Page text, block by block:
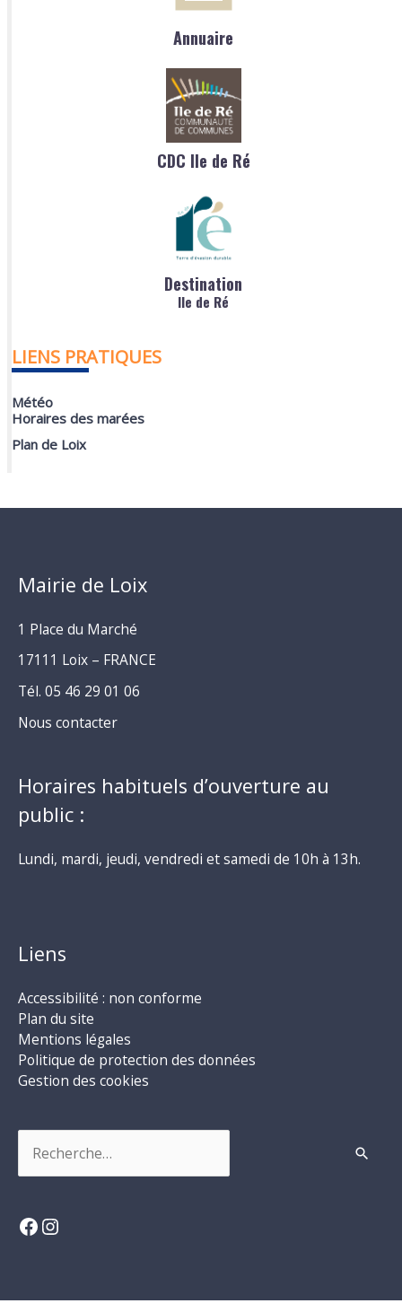
Annuaire
CDC Ile de Ré
Destination
Ile de Ré
LIENS PRATIQUES
Météo
Horaires des marées
Plan de Loix
Mairie de Loix
1 Place du Marché
17111 Loix – FRANCE
Tél. 05 46 29 01 06
Nous contacter
Horaires habituels d’ouverture au
public :
Lundi, mardi, jeudi, vendredi et samedi de 10h à 13h.
Liens
Accessibilité : non conforme
Plan du site
Mentions légales
Politique de protection des données
Gestion des cookies
Facebook
Instagram